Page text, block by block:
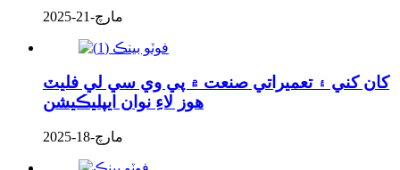
مارچ-21-2025
کان کني ۽ تعميراتي صنعت ۾ پي وي سي لي فليٽ
هوز لاءِ نوان ايپليڪيشن
مارچ-18-2025